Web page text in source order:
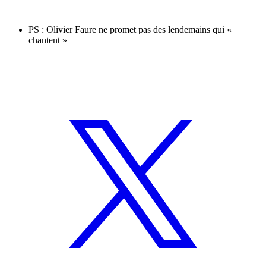
PS : Olivier Faure ne promet pas des lendemains qui «
chantent »